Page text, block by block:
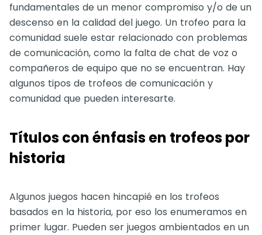
fundamentales de un menor compromiso y/o de un
descenso en la calidad del juego. Un trofeo para la
comunidad suele estar relacionado con problemas
de comunicación, como la falta de chat de voz o
compañeros de equipo que no se encuentran. Hay
algunos tipos de trofeos de comunicación y
comunidad que pueden interesarte.
Títulos con énfasis en trofeos por
historia
Algunos juegos hacen hincapié en los trofeos
basados en la historia, por eso los enumeramos en
primer lugar. Pueden ser juegos ambientados en un